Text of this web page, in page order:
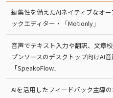
編集性を備えたAIネイティブなオ
ックエディター・「Motionly」
音声でテキスト入力や翻訳、文章
プンソースのデスクトップ向けAI音
「SpeakoFlow」
AIを活用したフィードバック主導